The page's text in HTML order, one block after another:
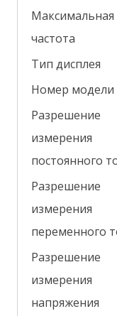
Максимальная
частота
Тип дисплея
Номер модели
Разрешение
измерения
постоянного
Разрешение
измерения
переменного
Разрешение
измерения
напряжения